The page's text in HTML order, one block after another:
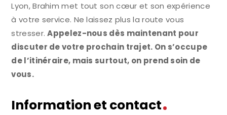
Lyon, Brahim met tout son cœur et son expérience
à votre service. Ne laissez plus la route vous
stresser.Appelez-nous dès maintenant pour
discuter de votre prochain trajet. On s’occupe
de l’itinéraire, mais surtout, on prend soin de
vous.
Information et contact